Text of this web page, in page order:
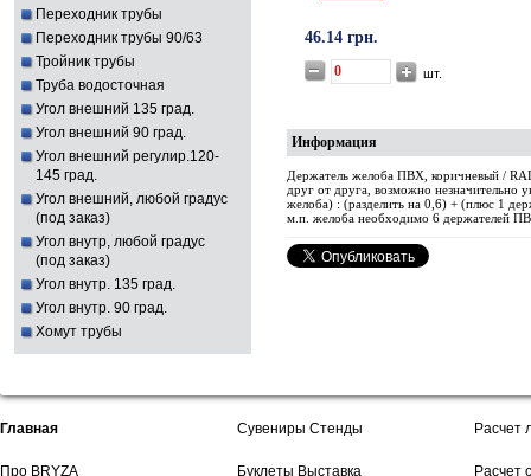
Переходник трубы
Переходник трубы 90/63
Тройник трубы
Труба водосточная
Угол внешний 135 град.
Угол внешний 90 град.
Угол внешний регулир.120-
145 град.
Угол внешний, любой градус
(под заказ)
Угол внутр, любой градус
(под заказ)
Угол внутр. 135 град.
Угол внутр. 90 град.
Хомут трубы
46.14 грн.
шт.
Информация
Держатель желоба ПВХ, коричневый /
друг от друга, возможно незначительно
желоба) : (разделить на 0,6) + (плюс 1
м.п. желоба необходимо 6 держателей
Главная
Про BRYZA
Сувениры Стенды
Буклеты Выставка
Расчет
Расчет